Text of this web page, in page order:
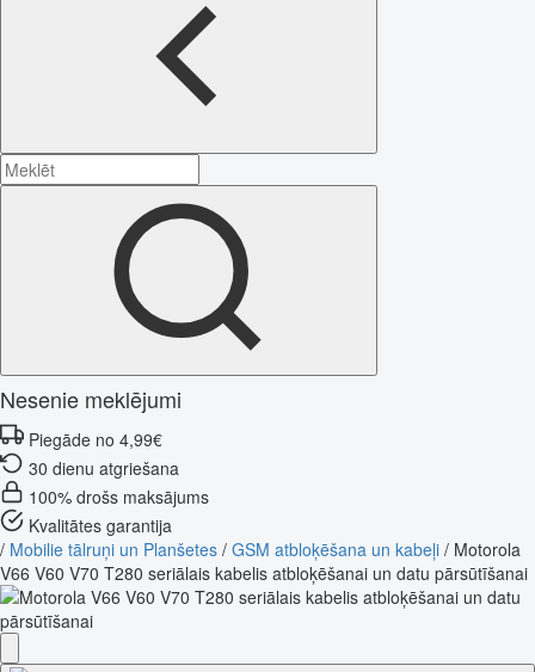
Nesenie meklējumi
Piegāde no 4,99€
30 dienu atgriešana
100% drošs maksājums
Kvalitātes garantija
/ Mobilie tālruņi un Planšetes / GSM atbloķēšana un kabeļi / Motorola
V66 V60 V70 T280 seriālais kabelis atbloķēšanai un datu pārsūtīšanai